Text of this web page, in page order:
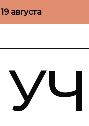
19 августа